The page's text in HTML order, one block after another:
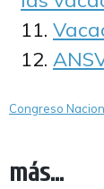
Congreso
más...